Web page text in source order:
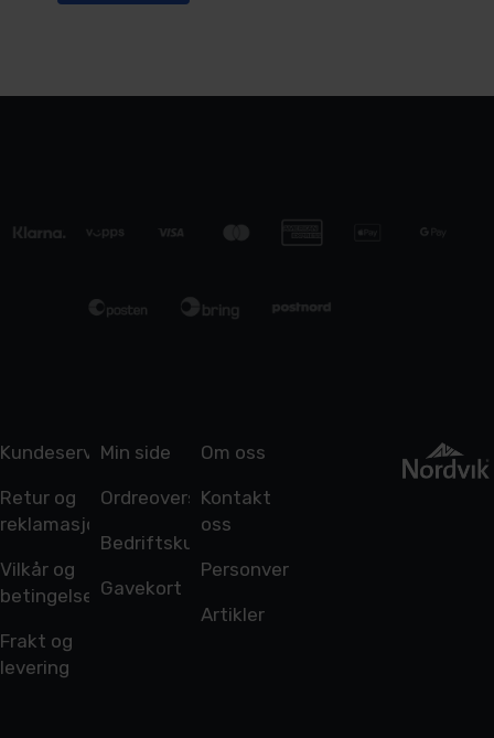
Kundeservice
Retur og
reklamasjon
Vilkår og
betingelser
Frakt og
levering
Min side
Ordreoversikt
Bedriftskunde
Gavekort
Om oss
Kontakt
oss
Personvern
Artikler